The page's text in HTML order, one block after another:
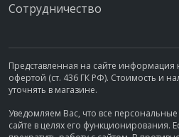
Сотрудничество
Представленная на сайте информация
офертой (ст. 436 ГК РФ). Стоимость и
уточнять в магазине.
Уведомляем Вас, что все
сайте в целях его функционирования.